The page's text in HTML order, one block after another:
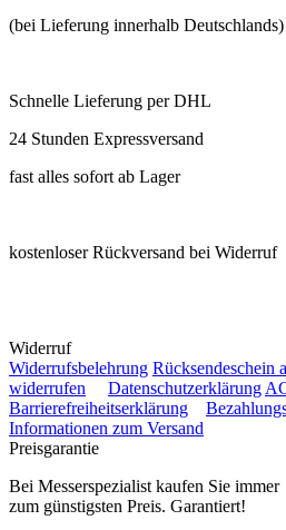
(bei Lieferung innerhalb Deutschlands)
Schnelle Lieferung per DHL
24 Stunden Expressversand
fast alles sofort ab Lager
kostenloser Rückversand bei Widerruf
Widerruf
Widerrufsbelehrung Rücksendeschein
widerrufen
Datenschutzerklärung
Barrierefreiheitserklärung
Informationen zum Versand
Preisgarantie
Bei Messerspezialist kaufen Sie immer
zum günstigsten Preis. Garantiert!